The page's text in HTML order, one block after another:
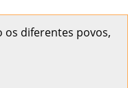
os diferentes povos,